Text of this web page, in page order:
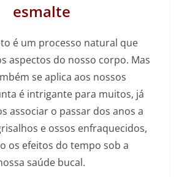
esmalte
é um processo natural que
aspectos do nosso corpo. Mas
se aplica aos nossos
é intrigante para muitos, já
associar o passar dos anos a
e ossos enfraquecidos,
os efeitos do tempo sob a
saúde bucal.